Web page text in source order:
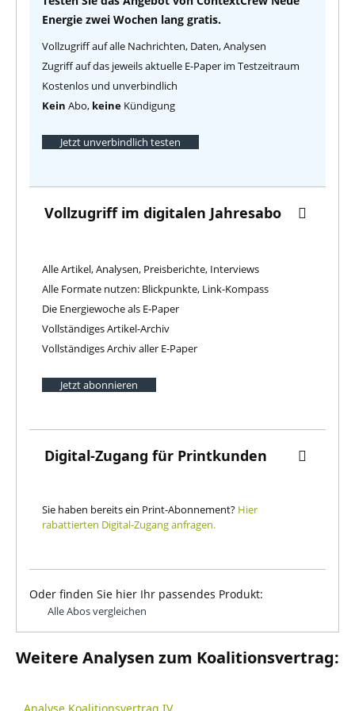
Energie zwei Wochen lang gratis.
Vollzugriff auf alle Nachrichten, Daten, Analysen
Zugriff auf das jeweils aktuelle E-Paper im Testzeitraum
Kostenlos und unverbindlich
Kein Abo, keine Kündigung
Jetzt unverbindlich testen
Vollzugriff im digitalen Jahresabo
Alle Artikel, Analysen, Preisberichte, Interviews
Alle Formate nutzen: Blickpunkte, Link-Kompass
Die Energiewoche als E-Paper
Vollständiges Artikel-Archiv
Vollständiges Archiv aller E-Paper
Jetzt abonnieren
Digital-Zugang für Printkunden
Sie haben bereits ein Print-Abonnement? Hier
rabattierten Digital-Zugang anfragen.
Oder finden Sie hier Ihr passendes Produkt:
Alle Abos vergleichen
Weitere Analysen zum Koalitionsvertrag: